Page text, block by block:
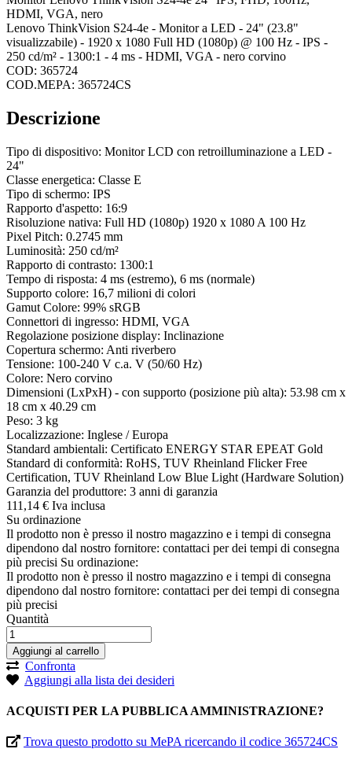
HDMI, VGA, nero
Lenovo ThinkVision S24-4e - Monitor a LED - 24" (23.8"
visualizzabile) - 1920 x 1080 Full HD (1080p) @ 100 Hz - IPS -
250 cd/m² - 1300:1 - 4 ms - HDMI, VGA - nero corvino
COD: 365724
COD.MEPA: 365724CS
Descrizione
Tipo di dispositivo: Monitor LCD con retroilluminazione a LED -
24"
Classe energetica: Classe E
Tipo di schermo: IPS
Rapporto d'aspetto: 16:9
Risoluzione nativa: Full HD (1080p) 1920 x 1080 A 100 Hz
Pixel Pitch: 0.2745 mm
Luminosità: 250 cd/m²
Rapporto di contrasto: 1300:1
Tempo di risposta: 4 ms (estremo), 6 ms (normale)
Supporto colore: 16,7 milioni di colori
Gamut Colore: 99% sRGB
Connettori di ingresso: HDMI, VGA
Regolazione posizione display: Inclinazione
Copertura schermo: Anti riverbero
Tensione: 100-240 V c.a. V (50/60 Hz)
Colore: Nero corvino
Dimensioni (LxPxH) - con supporto (posizione più alta): 53.98 cm x
18 cm x 40.29 cm
Peso: 3 kg
Localizzazione: Inglese / Europa
Standard ambientali: Certificato ENERGY STAR EPEAT Gold
Standard di conformità: RoHS, TUV Rheinland Flicker Free
Certification, TUV Rheinland Low Blue Light (Hardware Solution)
Garanzia del produttore: 3 anni di garanzia
111,14 € Iva inclusa
Su ordinazione
Il prodotto non è presso il nostro magazzino e i tempi di consegna
dipendono dal nostro fornitore: contattaci per dei tempi di consegna
più precisi Su ordinazione:
Il prodotto non è presso il nostro magazzino e i tempi di consegna
dipendono dal nostro fornitore: contattaci per dei tempi di consegna
più precisi
Quantità
Aggiungi al carrello
Confronta
Aggiungi alla lista dei desideri
ACQUISTI PER LA PUBBLICA AMMINISTRAZIONE?
Trova questo prodotto su MePA ricercando il codice 365724CS